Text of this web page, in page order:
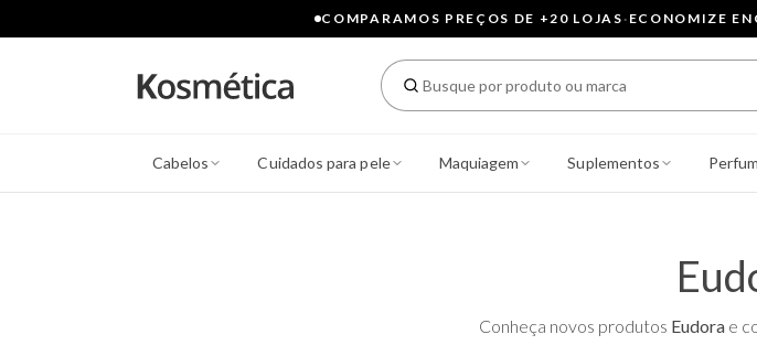
COMPARAMOS PREÇOS DE +20 LOJAS· ECONOMIZE
Cabelos Cuidados para pele Maquiagem Suplementos
Conheça novos produtos Eudora e